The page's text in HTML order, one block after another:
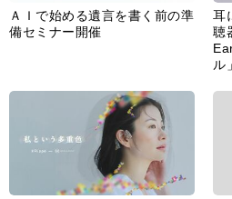
ＡＩで始める遺言を書く前の準
備セミナー開催
耳
聴
ル